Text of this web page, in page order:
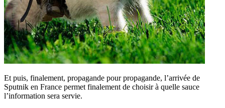
Et puis, finalement, propagande pour propagande, l’arrivée de
Sputnik en France permet finalement de choisir à quelle sauce
l’information sera servie.